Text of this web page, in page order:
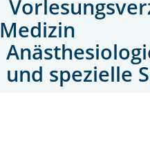
Medizin
und spezielle